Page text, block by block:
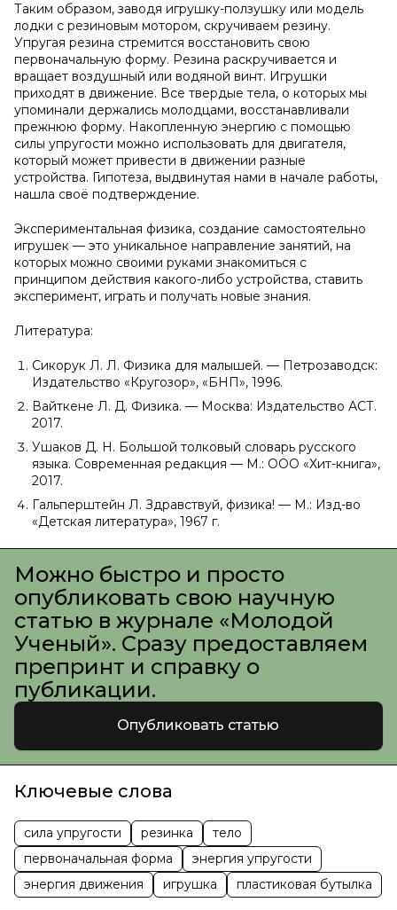
Таким образом, заводя игрушку-ползушку или модель
лодки с резиновым мотором, скручиваем резину.
Упругая резина стремится восстановить свою
первоначальную форму. Резина раскручивается и
вращает воздушный или водяной винт. Игрушки
приходят в движение. Все твердые тела, о которых мы
упоминали держались молодцами, восстанавливали
прежнюю форму. Накопленную энергию с помощью
силы упругости можно использовать для двигателя,
который может привести в движении разные
устройства. Гипотеза, выдвинутая нами в начале работы,
нашла своё подтверждение.
Экспериментальная физика, создание самостоятельно
игрушек — это уникальное направление занятий, на
которых можно своими руками знакомиться с
принципом действия какого-либо устройства, ставить
эксперимент, играть и получать новые знания.
Литература:
Сикорук Л. Л. Физика для малышей. — Петрозаводск:
Издательство «Кругозор», «БНП», 1996.
Вайткене Л. Д. Физика. — Москва: Издательство АСТ.
2017.
Ушаков Д. Н. Большой толковый словарь русского
языка. Современная редакция — М.: ООО «Хит-книга»,
2017.
Гальперштейн Л. Здравствуй, физика! — М.: Изд-во
«Детская литература», 1967 г.
Можно быстро и просто
опубликовать свою научную
статью в журнале «Молодой
Ученый». Сразу предоставляем
препринт и справку о
публикации.
Опубликовать статью
Ключевые слова
сила упругости резинка
тело
первоначальная форма
энергия упругости
энергия движения
игрушка пластиковая бутылка